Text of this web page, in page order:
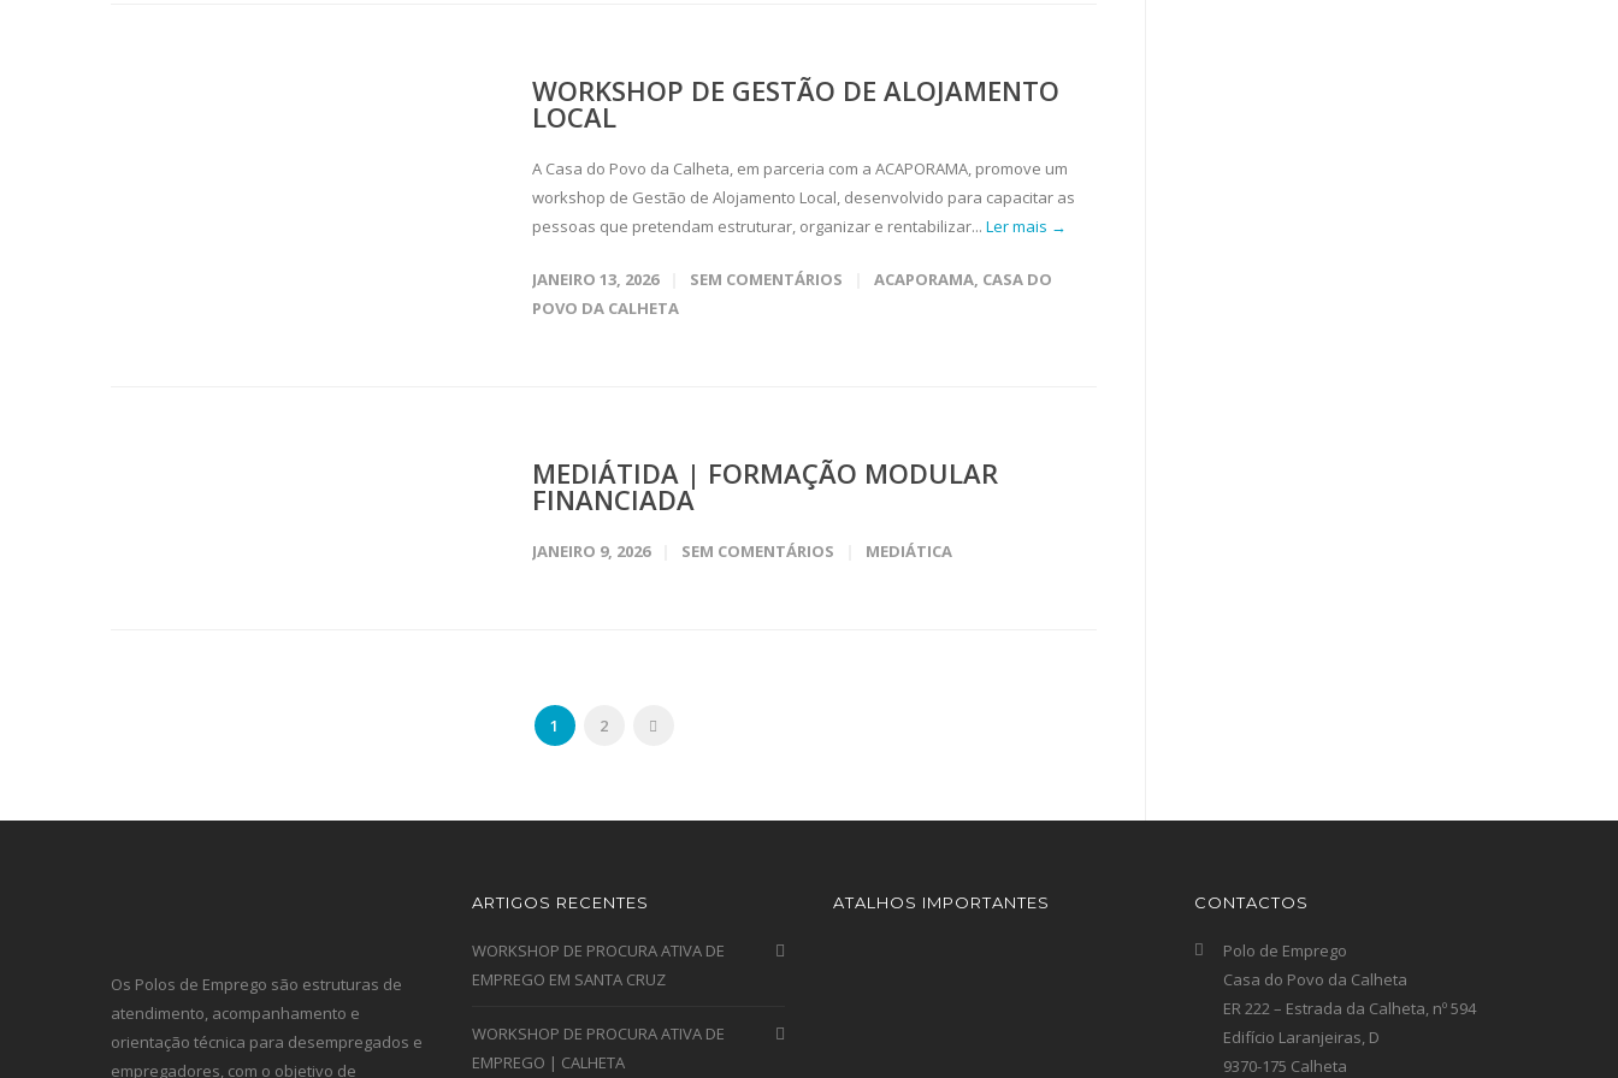
WORKSHOP DE GESTÃO DE ALOJAMENTO
LOCAL
A Casa do Povo da Calheta, em parceria com a ACAPORAMA, promove um
workshop de Gestão de Alojamento Local, desenvolvido para capacitar as
pessoas que pretendam estruturar, organizar e rentabilizar... Ler mais →
JANEIRO 13, 2026 SEM COMENTÁRIOS ACAPORAMA, CASA DO
POVO DA CALHETA
MEDIÁTIDA | FORMAÇÃO MODULAR
FINANCIADA
JANEIRO 9, 2026 SEM COMENTÁRIOS MEDIÁTICA
1 2
Os Polos de Emprego são estruturas de
atendimento, acompanhamento e
orientação técnica para desempregados e
empregadores, com o objetivo de
ARTIGOS RECENTES
WORKSHOP DE PROCURA ATIVA DE
EMPREGO EM SANTA CRUZ
WORKSHOP DE PROCURA ATIVA DE
EMPREGO | CALHETA
ATALHOS IMPORTANTES CONTACTOS
Polo de Emprego
Casa do Povo da Calheta
ER 222 – Estrada da Calheta, nº 594
Edifício Laranjeiras, D
9370-175 Calheta